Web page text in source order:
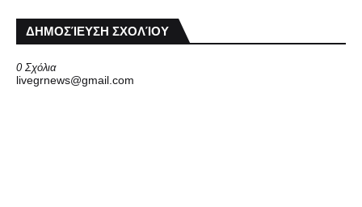
ΔΗΜΟΣΊΕΥΣΗ ΣΧΟΛΊΟΥ
0 Σχόλια
livegrnews@gmail.com